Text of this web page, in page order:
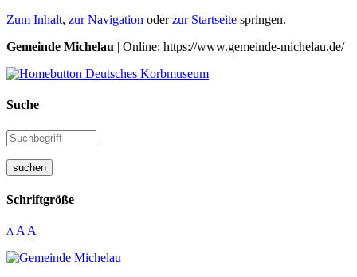
Zum Inhalt, zur Navigation oderzur Startseite springen.
Gemeinde Michelau | Online: https://www.gemeinde-michelau.de/
Suche
suchen
Schriftgröße
A A A